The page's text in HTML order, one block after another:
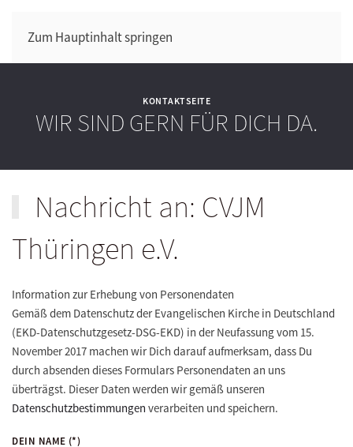
Zum Hauptinhalt springen
KONTAKTSEITE
WIR SIND GERN FÜR DICH DA.
Nachricht an: CVJM
Thüringen e.V.
Information zur Erhebung von Personendaten
Gemäß dem Datenschutz der Evangelischen Kirche in Deutschland
(EKD-Datenschutzgesetz-DSG-EKD) in der Neufassung vom 15.
November 2017 machen wir Dich darauf aufmerksam, dass Du
durch absenden dieses Formulars Personendaten an uns
überträgst. Dieser Daten werden wir gemäß unseren
Datenschutzbestimmungen verarbeiten und speichern.
DEIN NAME (*)